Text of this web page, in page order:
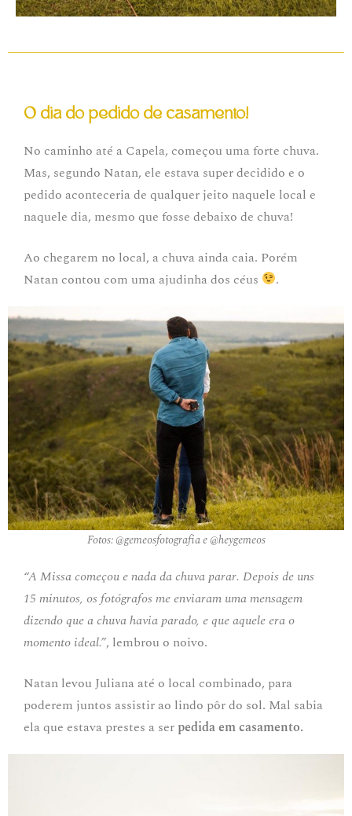
O dia do pedido de casamento!
No caminho até a Capela, começou uma forte chuva.
Mas, segundo Natan, ele estava super decidido e o
pedido aconteceria de qualquer jeito naquele local e
naquele dia, mesmo que fosse debaixo de chuva!
Ao chegarem no local, a chuva ainda caia. Porém
Natan contou com uma ajudinha dos céus
.
Fotos: @gemeosfotografia e @heygemeos
“A Missa começou e nada da chuva parar. Depois de uns
15 minutos, os fotógrafos me enviaram uma mensagem
dizendo que a chuva havia parado, e que aquele era o
momento ideal.”, lembrou o noivo.
Natan levou Juliana até o local combinado, para
poderem juntos assistir ao lindo pôr do sol. Mal sabia
ela que estava prestes a ser pedida em casamento.